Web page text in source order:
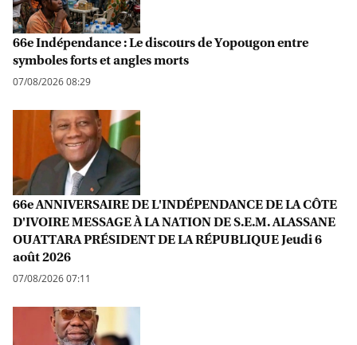
66e Indépendance : Le discours de Yopougon entre
symboles forts et angles morts
07/08/2026 08:29
66e ANNIVERSAIRE DE L'INDÉPENDANCE DE LA CÔTE
D'IVOIRE MESSAGE À LA NATION DE S.E.M. ALASSANE
OUATTARA PRÉSIDENT DE LA RÉPUBLIQUE Jeudi 6
août 2026
07/08/2026 07:11